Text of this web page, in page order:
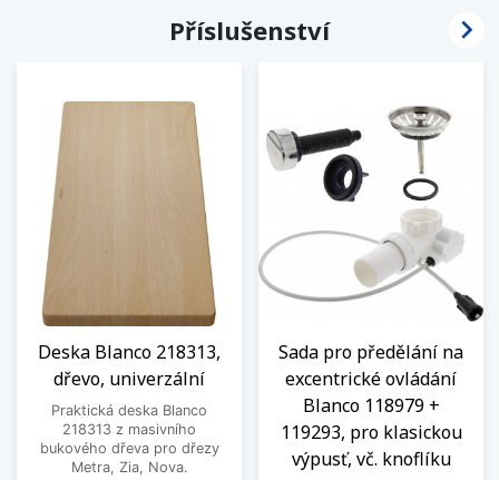
Příslušenství
Deska Blanco 218313,
dřevo, univerzální
Praktická deska Blanco
218313 z masivního
bukového dřeva pro dřezy
Metra, Zia, Nova.
Sada pro předělání na
excentrické ovládání
Blanco 118979 +
119293, pro klasickou
výpusť, vč. knoflíku
